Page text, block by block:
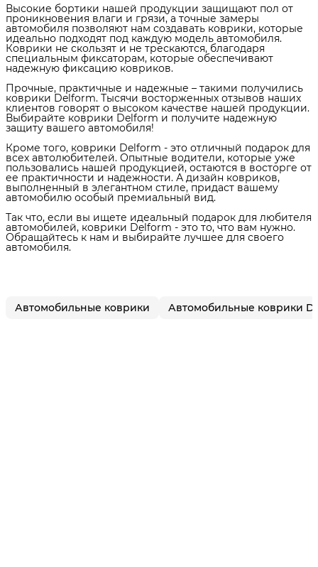
Высокие бортики нашей продукции защищают пол от
проникновения влаги и грязи, а точные замеры
автомобиля позволяют нам создавать коврики, которые
идеально подходят под каждую модель автомобиля.
Коврики не скользят и не трескаются, благодаря
специальным фиксаторам, которые обеспечивают
надежную фиксацию ковриков.
Прочные, практичные и надежные – такими получились
коврики Delform. Тысячи восторженных отзывов наших
клиентов говорят о высоком качестве нашей продукции.
Выбирайте коврики Delform и получите надежную
защиту вашего автомобиля!
Кроме того, коврики Delform - это отличный подарок для
всех автолюбителей. Опытные водители, которые уже
пользовались нашей продукцией, остаются в восторге от
ее практичности и надежности. А дизайн ковриков,
выполненный в элегантном стиле, придаст вашему
автомобилю особый премиальный вид.
Так что, если вы ищете идеальный подарок для любителя
автомобилей, коврики Delform - это то, что вам нужно.
Обращайтесь к нам и выбирайте лучшее для своего
автомобиля.
Автомобильные коврики Автомобильные коврики